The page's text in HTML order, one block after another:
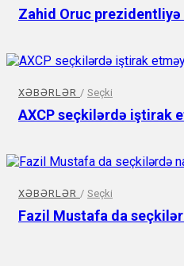
Zahid Oruc
XƏBƏRLƏR / Seçki
AXCP seçkilərdə iştirak
XƏBƏRLƏR / Seçki
Fazil Mustafa da